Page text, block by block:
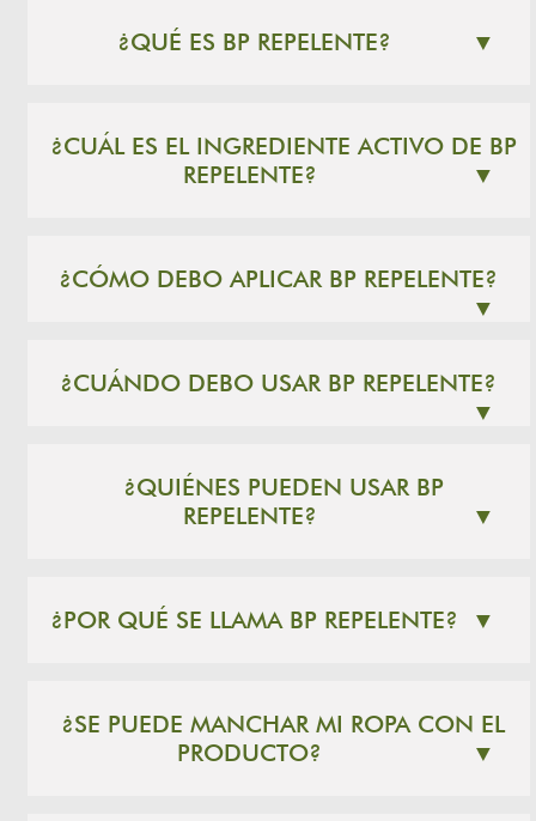
¿QUÉ ES BP REPELENTE? ▼
¿CUÁL ES EL INGREDIENTE ACTIVO DE BP
REPELENTE?
▼
¿CÓMO DEBO APLICAR BP REPELENTE?
▼
¿CUÁNDO DEBO USAR BP REPELENTE?
▼
¿QUIÉNES PUEDEN USAR BP
REPELENTE?
▼
¿POR QUÉ SE LLAMA BP REPELENTE? ▼
¿SE PUEDE MANCHAR MI ROPA CON EL
PRODUCTO?
▼